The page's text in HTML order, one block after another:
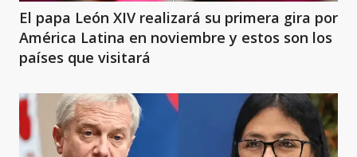
El papa León XIV realizará su primera gira por
América Latina en noviembre y estos son los
países que visitará